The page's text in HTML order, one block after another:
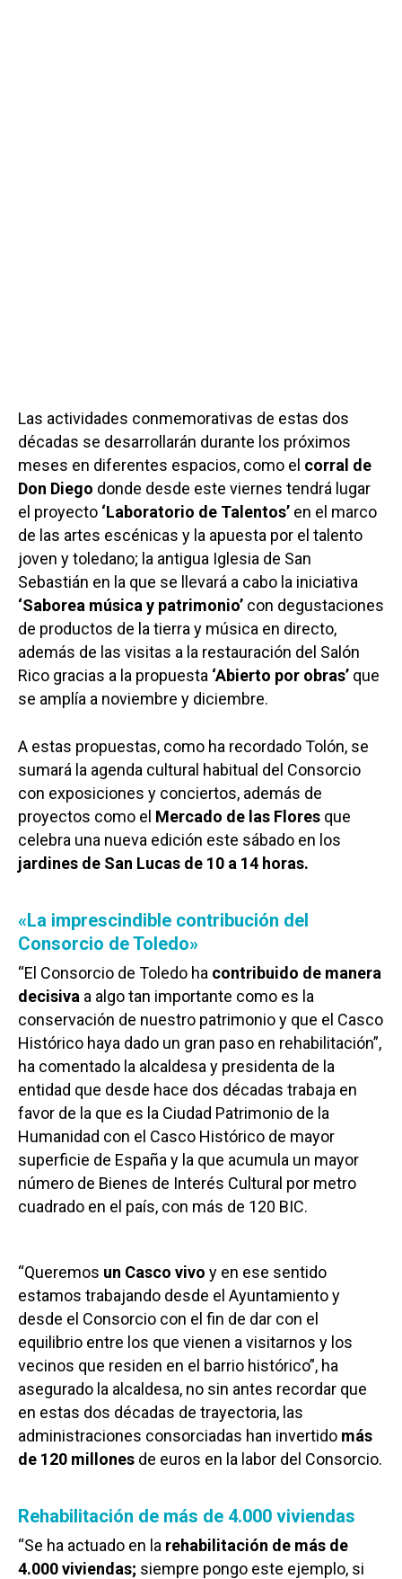
Las actividades conmemorativas de estas dos
décadas se desarrollarán durante los próximos
meses en diferentes espacios, como el corral de
Don Diego donde desde este viernes tendrá lugar
el proyecto ‘Laboratorio de Talentos’ en el marco
de las artes escénicas y la apuesta por el talento
joven y toledano; la antigua Iglesia de San
Sebastián en la que se llevará a cabo la iniciativa
‘Saborea música y patrimonio’ con degustaciones
de productos de la tierra y música en directo,
además de las visitas a la restauración del Salón
Rico gracias a la propuesta ‘Abierto por obras’ que
se amplía a noviembre y diciembre.
A estas propuestas, como ha recordado Tolón, se
sumará la agenda cultural habitual del Consorcio
con exposiciones y conciertos, además de
proyectos como el Mercado de las Flores que
celebra una nueva edición este sábado en los
jardines de San Lucas de 10 a 14 horas.
«La imprescindible contribución del
Consorcio de Toledo»
“El Consorcio de Toledo ha contribuido de manera
decisiva a algo tan importante como es la
conservación de nuestro patrimonio y que el Casco
Histórico haya dado un gran paso en rehabilitación”,
ha comentado la alcaldesa y presidenta de la
entidad que desde hace dos décadas trabaja en
favor de la que es la Ciudad Patrimonio de la
Humanidad con el Casco Histórico de mayor
superficie de España y la que acumula un mayor
número de Bienes de Interés Cultural por metro
cuadrado en el país, con más de 120 BIC.
“Queremos un Casco vivo y en ese sentido
estamos trabajando desde el Ayuntamiento y
desde el Consorcio con el fin de dar con el
equilibrio entre los que vienen a visitarnos y los
vecinos que residen en el barrio histórico”, ha
asegurado la alcaldesa, no sin antes recordar que
en estas dos décadas de trayectoria, las
administraciones consorciadas han invertido más
de 120 millones de euros en la labor del Consorcio.
Rehabilitación de más de 4.000 viviendas
“Se ha actuado en la rehabilitación de más de
4.000 viviendas; siempre pongo este ejemplo, si